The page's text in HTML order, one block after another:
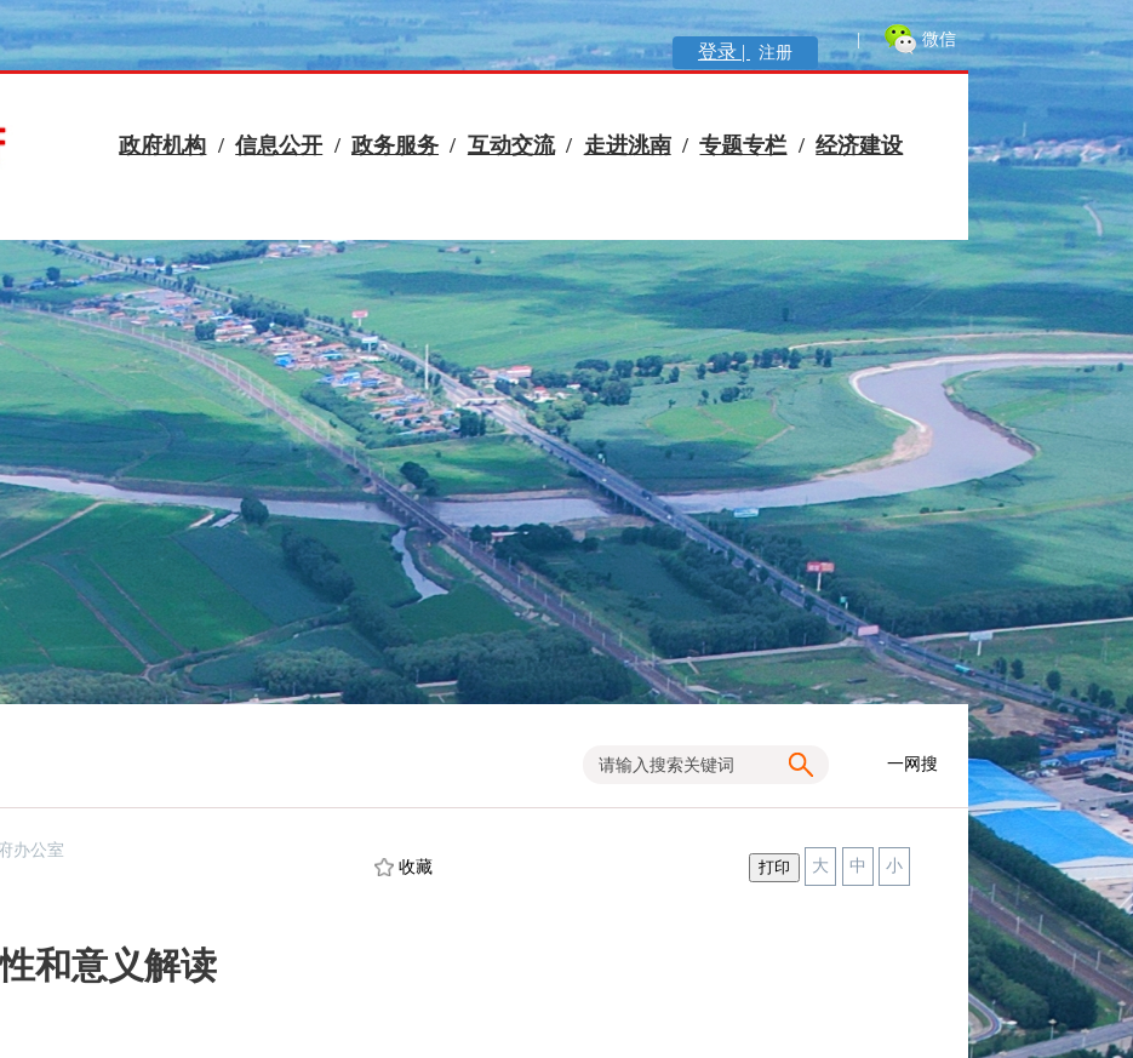
微信
|
登录 | 注册
政府机构 / 信息公开 / 政务服务 / 互动交流 / 走进洮南 / 专题专栏 / 经济建设
一网搜
办公室
小
中
大
收藏
和意义解读